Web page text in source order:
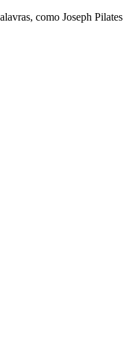
como Joseph Pilates